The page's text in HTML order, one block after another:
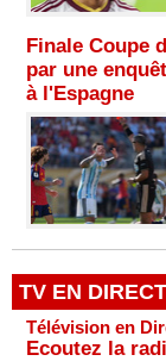
Finale Coupe
par une
à l'Espagne
TV EN
Télévision en
Ecoutez la